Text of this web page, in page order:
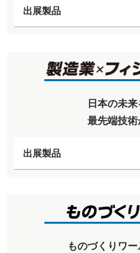
出展製品
日本の未
最先端技術
出展製品
ものづくりワー